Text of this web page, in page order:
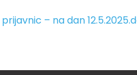
– na dan